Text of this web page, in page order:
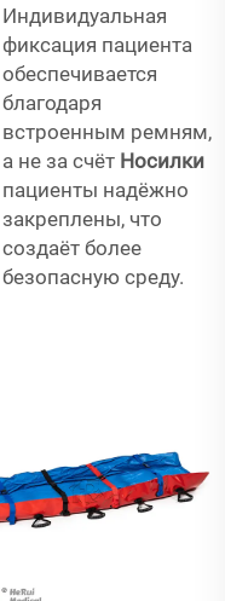
Индивидуальная
фиксация пациента
обеспечивается
благодаря
встроенным ремням,
а не за счёт Носилки
пациенты надёжно
закреплены, что
создаёт более
безопасную среду.